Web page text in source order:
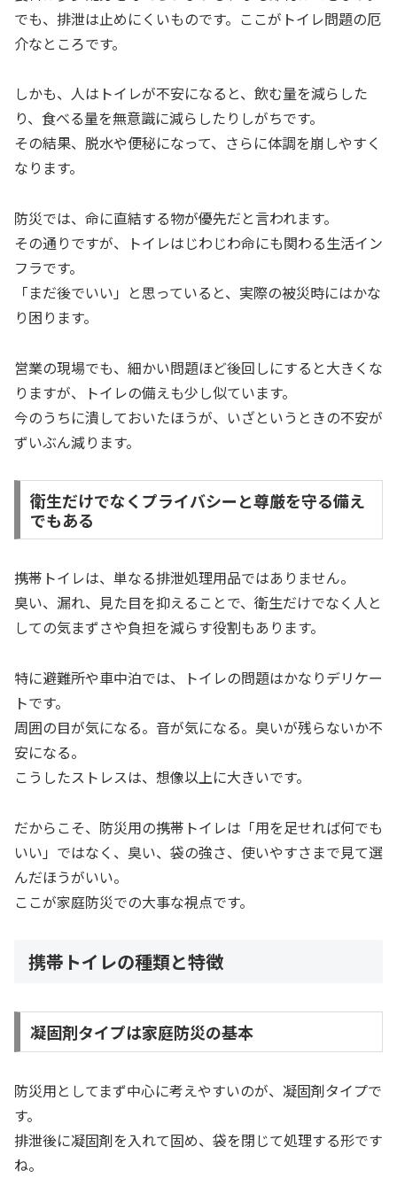
でも、排泄は止めにくいものです。ここがトイレ問題の厄
介なところです。
しかも、人はトイレが不安になると、飲む量を減らした
り、食べる量を無意識に減らしたりしがちです。
その結果、脱水や便秘になって、さらに体調を崩しやすく
なります。
防災では、命に直結する物が優先だと言われます。
その通りですが、トイレはじわじわ命にも関わる生活イン
フラです。
「まだ後でいい」と思っていると、実際の被災時にはかな
り困ります。
営業の現場でも、細かい問題ほど後回しにすると大きくな
りますが、トイレの備えも少し似ています。
今のうちに潰しておいたほうが、いざというときの不安が
ずいぶん減ります。
衛生だけでなくプライバシーと尊厳を守る備え
でもある
携帯トイレは、単なる排泄処理用品ではありません。
臭い、漏れ、見た目を抑えることで、衛生だけでなく人と
しての気まずさや負担を減らす役割もあります。
特に避難所や車中泊では、トイレの問題はかなりデリケー
トです。
周囲の目が気になる。音が気になる。臭いが残らないか不
安になる。
こうしたストレスは、想像以上に大きいです。
だからこそ、防災用の携帯トイレは「用を足せれば何でも
いい」ではなく、臭い、袋の強さ、使いやすさまで見て選
んだほうがいい。
ここが家庭防災での大事な視点です。
携帯トイレの種類と特徴
凝固剤タイプは家庭防災の基本
防災用としてまず中心に考えやすいのが、凝固剤タイプで
す。
排泄後に凝固剤を入れて固め、袋を閉じて処理する形です
ね。